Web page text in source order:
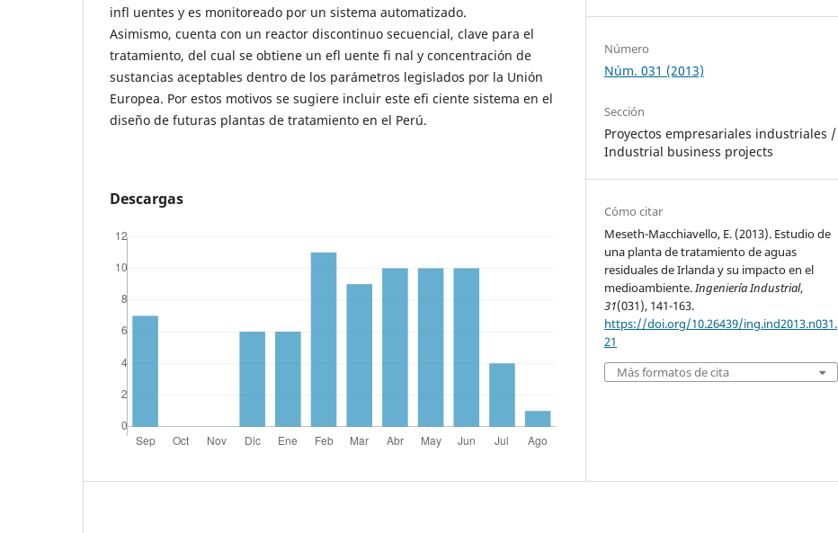
infl uentes y es monitoreado por un sistema automatizado.
Asimismo, cuenta con un reactor discontinuo secuencial, clave para el
tratamiento, del cual se obtiene un efl uente fi nal y concentración de
sustancias aceptables dentro de los parámetros legislados por la Unión
Europea. Por estos motivos se sugiere incluir este efi ciente sistema en el
diseño de futuras plantas de tratamiento en el Perú.
Descargas
Número
Núm. 031 (2013)
Sección
Proyectos empresariales industriales /
Industrial business projects
Cómo citar
Meseth-Macchiavello, E. (2013). Estudio de
una planta de tratamiento de aguas
residuales de Irlanda y su impacto en el
medioambiente.Ingeniería Industrial,
31(031), 141-163.
https://doi.org/10.26439/ing.ind2013.n031.
21
Más formatos de cita